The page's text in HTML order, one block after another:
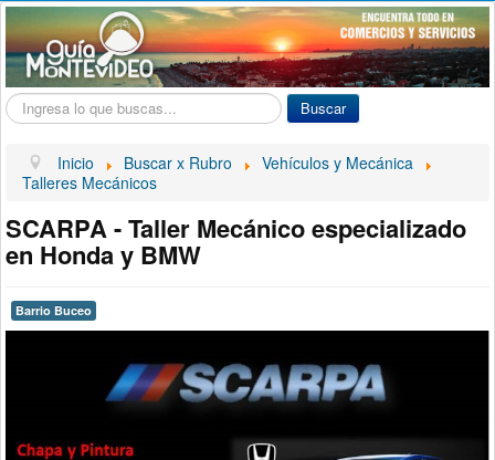
Buscar... Buscar
Inicio Buscar x Rubro
Vehículos y Mecánica
Talleres Mecánicos
SCARPA - Taller Mecánico especializado
en Honda y BMW
Barrio Buceo